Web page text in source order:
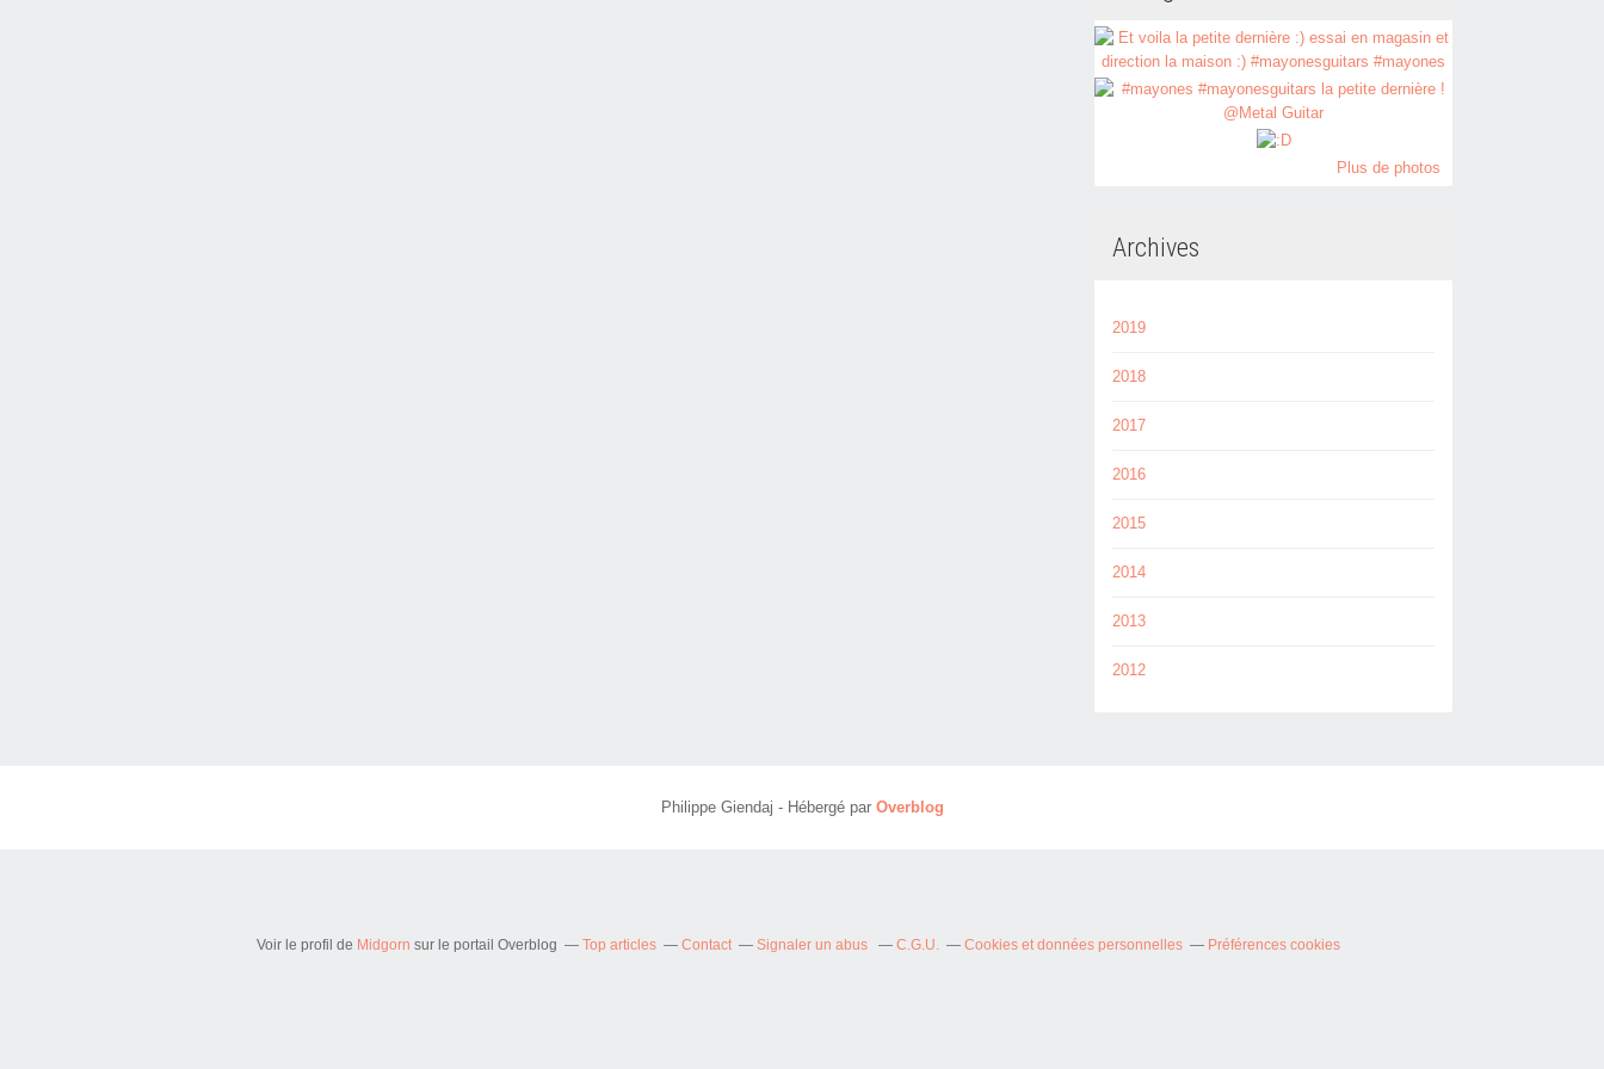
Plus de photos
Archives
2019
2018
2017
2016
2015
2014
2013
2012
Philippe Giendaj - Hébergé par Overblog
Voir le profil de Midgorn sur le portail Overblog Top articles Contact Signaler un abus C.G.U. Cookies et données personnelles Préférences cookies